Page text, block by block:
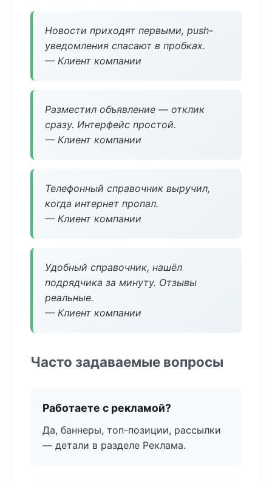
Новости приходят первыми, push-
уведомления спасают в пробках.
— Клиент компании
Разместил объявление — отклик
сразу. Интерфейс простой.
— Клиент компании
Телефонный справочник выручил,
когда интернет пропал.
— Клиент компании
Удобный справочник, нашёл
подрядчика за минуту. Отзывы
реальные.
— Клиент компании
Часто задаваемые вопросы
Работаете с рекламой?
Да, баннеры, топ-позиции, рассылки
— детали в разделе Реклама.